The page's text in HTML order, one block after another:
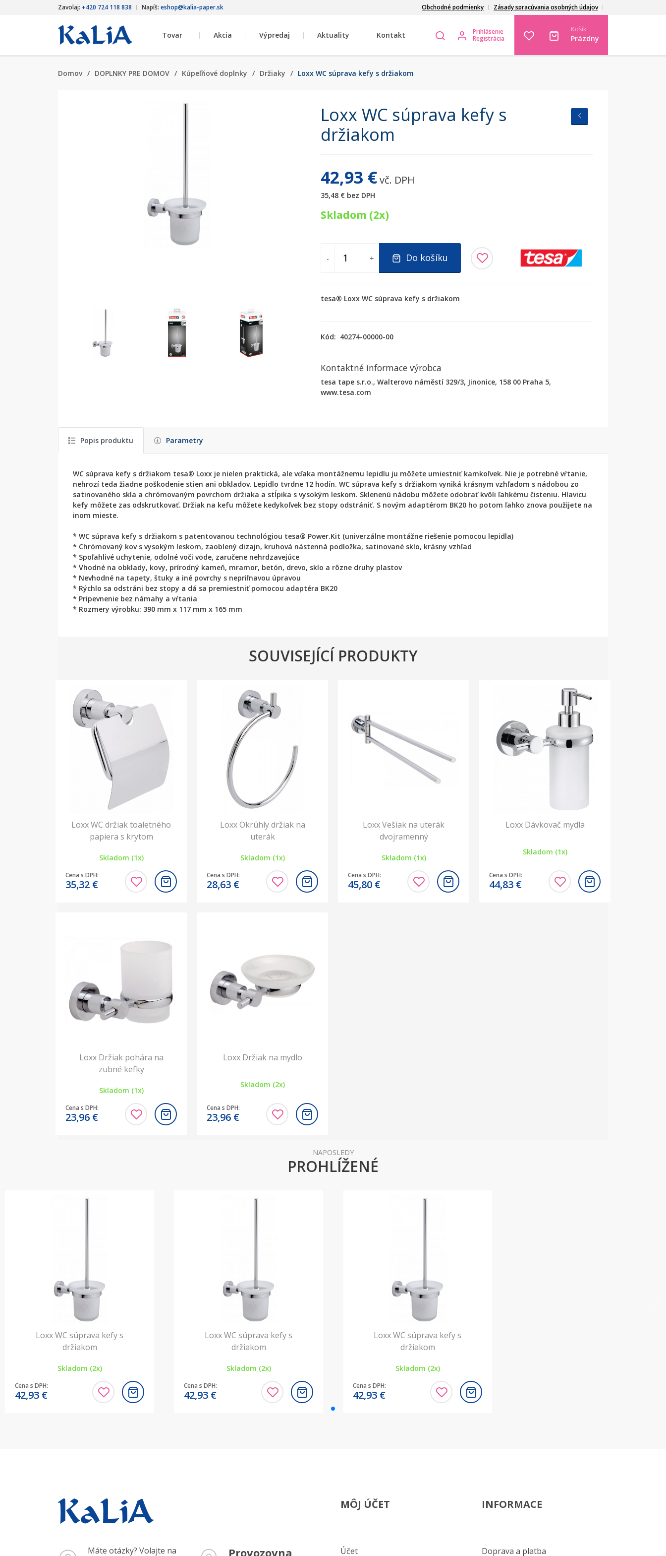
Zavolaj: +420 724 118 838 Napíš: eshop@kalia-paper.sk Obchodné podmienky Zásady spracúvania osobných údajov
Tovar Akcia Výpredaj Aktuality Kontakt
Prihlásenie
Registrácia
Košík
Prázdny
Domov / DOPLNKY PRE DOMOV / Kúpeľňové doplnky / Držiaky / Loxx WC súprava kefy s držiakom
Loxx WC súprava kefy s
držiakom
42,93 €vč. DPH
35,48 € bez DPH
Skladom (2x)
- + Do košíku
tesa® Loxx WC súprava kefy s držiakom
Kód: 40274-00000-00
Kontaktné informace výrobca
tesa tape s.r.o., Walterovo náměstí 329/3, Jinonice, 158 00 Praha 5,
www.tesa.com
Popis produktu Parametry
WC súprava kefy s držiakom tesa® Loxx je nielen praktická, ale vďaka montážnemu lepidlu ju môžete umiestniť kamkoľvek. Nie je potrebné vŕtanie,
nehrozí teda žiadne poškodenie stien ani obkladov. Lepidlo tvrdne 12 hodín. WC súprava kefy s držiakom vyniká krásnym vzhľadom s nádobou zo
satinovaného skla a chrómovaným povrchom držiaka a stĺpika s vysokým leskom. Sklenenú nádobu môžete odobrať kvôli ľahkému čisteniu. Hlavicu
kefy môžete zas odskrutkovať. Držiak na kefu môžete kedykoľvek bez stopy odstrániť. S novým adaptérom BK20 ho potom ľahko znova použijete na
inom mieste.
* WC súprava kefy s držiakom s patentovanou technológiou tesa® Power.Kit (univerzálne montážne riešenie pomocou lepidla)
* Chrómovaný kov s vysokým leskom, zaoblený dizajn, kruhová nástenná podložka, satinované sklo, krásny vzhľad
* Spoľahlivé uchytenie, odolné voči vode, zaručene nehrdzavejúce
* Vhodné na obklady, kovy, prírodný kameň, mramor, betón, drevo, sklo a rôzne druhy plastov
* Nevhodné na tapety, štuky a iné povrchy s nepriľnavou úpravou
* Rýchlo sa odstráni bez stopy a dá sa premiestniť pomocou adaptéra BK20
* Pripevnenie bez námahy a vŕtania
* Rozmery výrobku: 390 mm x 117 mm x 165 mm
SOUVISEJÍCÍ PRODUKTY
Loxx WC držiak toaletného
papiera s krytom
Skladom (1x)
Cena s DPH:
35,32 €
Loxx Okrúhly držiak na
uterák
Skladom (1x)
Cena s DPH:
28,63 €
Loxx Vešiak na uterák
dvojramenný
Skladom (1x)
Cena s DPH:
45,80 €
Loxx Dávkovač mydla
Skladom (1x)
Cena s DPH:
44,83 €
Loxx Držiak pohára na
zubné kefky
Skladom (1x)
Cena s DPH:
23,96 €
Loxx Držiak na mydlo
Skladom (2x)
Cena s DPH:
23,96 €
NAPOSLEDY
PROHLÍŽENÉ
Loxx WC súprava kefy s
držiakom
Skladom (2x)
Cena s DPH:
42,93 €
Loxx WC súprava kefy s
držiakom
Skladom (2x)
Cena s DPH:
42,93 €
Loxx WC súprava kefy s
držiakom
Skladom (2x)
Cena s DPH:
42,93 €
Máte otázky? Volajte na Provozovna
MÔJ ÚČET
Účet
INFORMACE
Doprava a platba